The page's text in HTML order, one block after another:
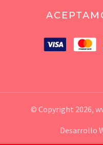
© Copyright 2026,
Desarrollo